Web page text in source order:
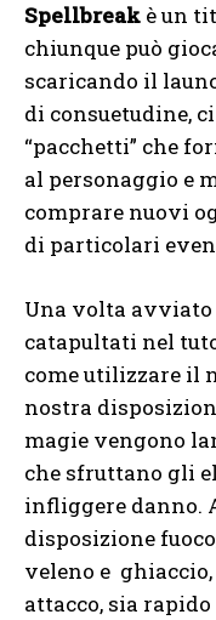
Spellbreak è un
chiunque può
scaricando il
di consuetudine,
“pacchetti” che
al personaggio e
comprare nuovi
di particolari
Una volta
catapultati nel
come utilizzare il
nostra
magie vengono
che sfruttano gli
infliggere danno.
disposizione
veleno e
attacco, sia